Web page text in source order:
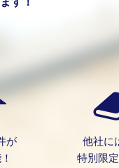
が
他社に
特別限